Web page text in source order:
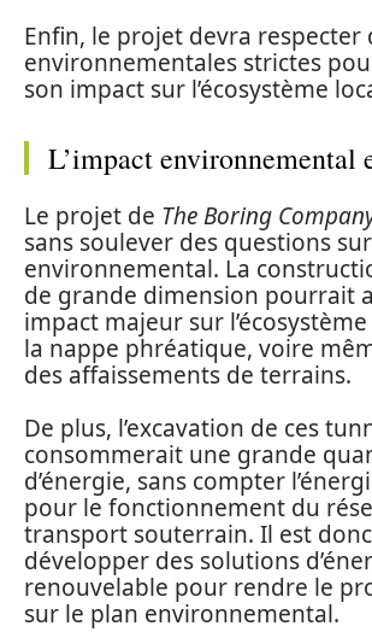
Enfin, le projet devra respecter
environnementales strictes
son impact sur l’écosystème
L’impact environnemental
Le projet de The Boring
sans soulever des questions
environnemental. La
de grande dimension pourrait
impact majeur sur
la nappe phréatique, voire
des affaissements de terrains.
De plus, l’excavation de ces
consommerait une grande
d’énergie, sans compter
pour le fonctionnement du
transport souterrain. Il est
développer des solutions
renouvelable pour rendre le
sur le plan environnemental.